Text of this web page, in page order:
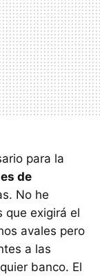
para la
de
No he
que exigirá el
avales pero
a las
banco. El